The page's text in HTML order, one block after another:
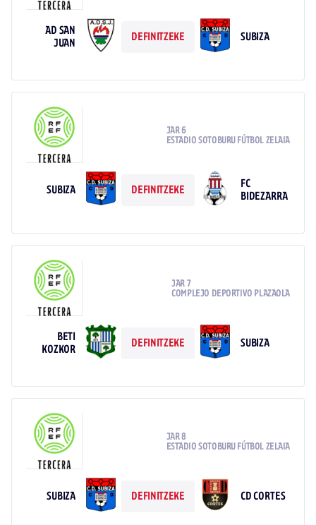
AD SAN
JUAN
DEFINITZEKE SUBIZA
JAR 6
ESTADIO SOTOBURU FÚTBOL ZELAIA
SUBIZA DEFINITZEKE
FC
BIDEZARRA
JAR 7
COMPLEJO DEPORTIVO PLAZAOLA
BETI
KOZKOR
DEFINITZEKE SUBIZA
JAR 8
ESTADIO SOTOBURU FÚTBOL ZELAIA
SUBIZA DEFINITZEKE CD CORTES